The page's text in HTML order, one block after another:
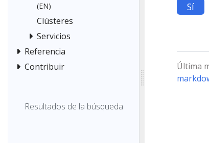
(EN)
Clústeres
Servicios
Referencia
Contribuir
Resultados de la búsqueda
Sí
Última